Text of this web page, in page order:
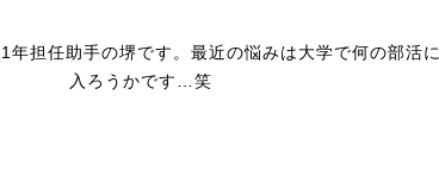
年担任助手の堺です。最近の悩みは大学で何の部活に
入ろうかです…笑